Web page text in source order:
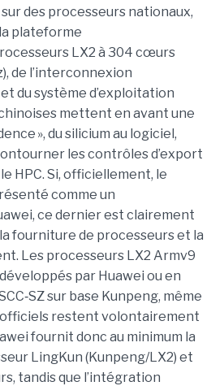
des processeurs nationaux,
plateforme
LX2 à 304 cœurs
de l’interconnexion
du système d’exploitation
mettent en avant une
», du silicium au logiciel,
les contrôles d’export
HPC. Si, officiellement, le
comme un
ce dernier est clairement
fourniture de processeurs et la
Les processeurs LX2 Armv9
par Huawei ou en
sur base Kunpeng, même
officiels restent volontairement
fournit donc au minimum la
LingKun (Kunpeng/LX2) et
tandis que l’intégration